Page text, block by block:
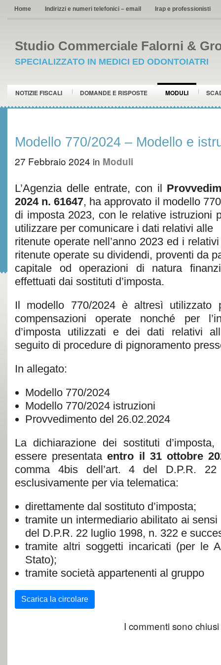
Home Indirizzi e numeri telefonici – email Irap e professionisti
Studio Commerciale Falorni &
SPECIALIZZATO IN MEDICI ED ODONTOIATRI
NOTIZIE FISCALI DOMANDE E RISPOSTE MODULI
Modello 770/2024 – Modello e
27 Febbraio 2024 in Moduli
L’Agenzia delle entrate, con il
2024 n. 61647, ha approvato il modello
di imposta 2023, con le relative istruzioni
utilizzare per comunicare i dati relativi alle
ritenute operate nell’anno 2023 ed i
ritenute operate su dividendi, proventi da
capitale od operazioni di natura
effettuati dai sostituti d’imposta.
Il modello 770/2024 è altresì utilizzato
compensazioni operate nonché per
d’imposta utilizzati e dei dati relativi
seguito di procedure di pignoramento
In allegato:
Modello 770/2024
Modello 770/2024 istruzioni
Provvedimento del 26.02.2024
La dichiarazione dei sostituti
essere presentataentro il 31 ottobre
comma 4bis dell’art. 4 del D.P.R.
esclusivamente per via telematica:
direttamente dal sostituto d’imposta;
tramite un intermediario abilitato ai sensi
del D.P.R. 22 luglio 1998, n. 322 e
tramite altri soggetti incaricati (per le
Stato);
tramite società appartenenti al gruppo
Scarica la circolare
I commenti sono chiusi